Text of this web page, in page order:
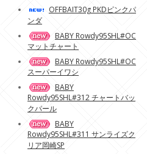
OFFBAIT30g PKDピンクパ
ンダ
BABY Rowdy95SHL#OC
マットチャート
BABY Rowdy95SHL#OC
スーパーイワシ
BABY
Rowdy95SHL#312 チャートバッ
クパール
BABY
Rowdy95SHL#311 サンライズク
リア岡崎SP